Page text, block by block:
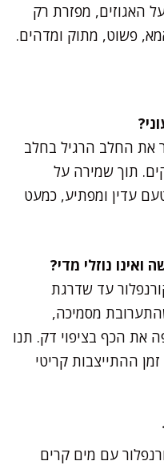
האגוזים, מפזרת רק
פשוט, מתוק ומדהים.
את החלב הרגיל בחלב
תוך שמירה על
עדין ומפתיע, כמעט
עד שדרגת
מסמיכה,
את הכף בציפוי דק. תנו
ההתייצבות קריטי
עם מים קרים